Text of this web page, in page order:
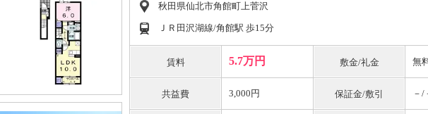
秋田県仙北市角館町上菅沢
ＪＲ田沢湖線/角館駅 歩15分
賃料 5.7万円 敷金/礼金 無
共益費 3,000円 保証金/敷引 －/